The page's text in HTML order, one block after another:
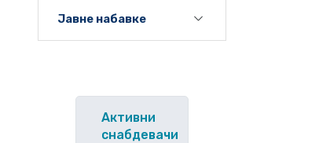
Јавне набавке
Активни
снабдевачи